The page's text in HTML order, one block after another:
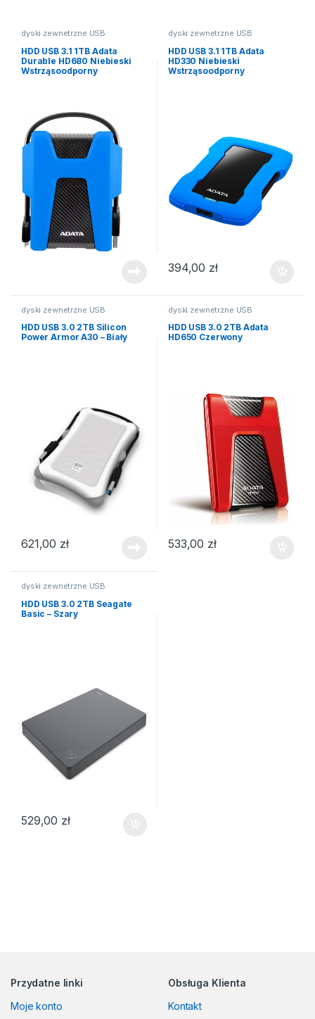
dyski zewnetrzne USB
HDD USB 3.1 1TB Adata
Durable HD680 Niebieski
Wstrząsoodporny
dyski zewnetrzne USB
HDD USB 3.1 1TB Adata
HD330 Niebieski
Wstrząsoodporny
394,00 zł
dyski zewnetrzne USB
HDD USB 3.0 2TB Silicon
Power Armor A30 – Biały
621,00 zł
dyski zewnetrzne USB
HDD USB 3.0 2TB Adata
HD650 Czerwony
533,00 zł
dyski zewnetrzne USB
HDD USB 3.0 2TB Seagate
Basic – Szary
529,00 zł
Przydatne linki
Moje konto
Obsługa Klienta
Kontakt